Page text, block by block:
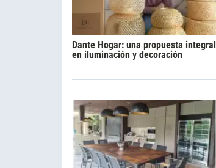
Dante Hogar: una propuesta integral
en iluminación y decoración